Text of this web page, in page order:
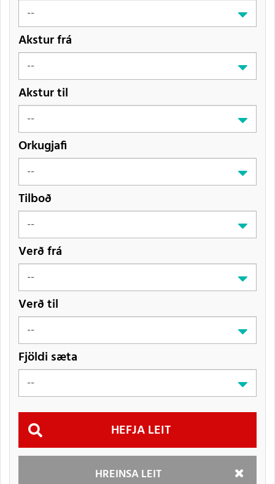
Akstur frá
Akstur til
Orkugjafi
Tilboð
Verð frá
Verð til
Fjöldi sæta
HREINSA LEIT
Hefja